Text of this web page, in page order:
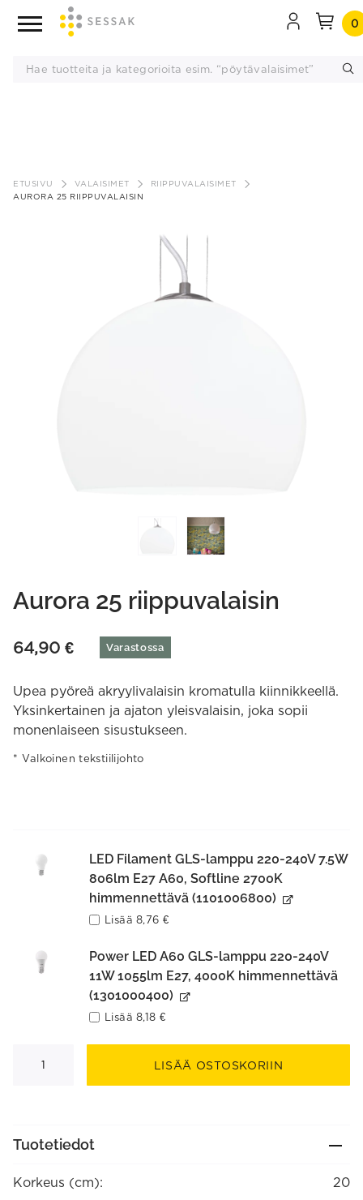
sisältöön
0
ETUSIVU VALAISIMET
RIIPPUVALAISIMET
AURORA 25 RIIPPUVALAISIN
Aurora 25 riippuvalaisin
64,90 € Varastossa
Upea pyöreä akryylivalaisin kromatulla kiinnikkeellä.
Yksinkertainen ja ajaton yleisvalaisin, joka sopii
monenlaiseen sisustukseen.
Valkoinen tekstiilijohto
LED Filament GLS-lamppu 220-240V 7.5W
806lm E27 A60, Softline 2700K
himmennettävä (1101006800)
Lisää 8,76 €
Power LED A60 GLS-lamppu 220-240V
11W 1055lm E27, 4000K himmennettävä
(1301000400)
Lisää 8,18 €
LISÄÄ OSTOSKORIIN
Tuotetiedot
Korkeus (cm):
20